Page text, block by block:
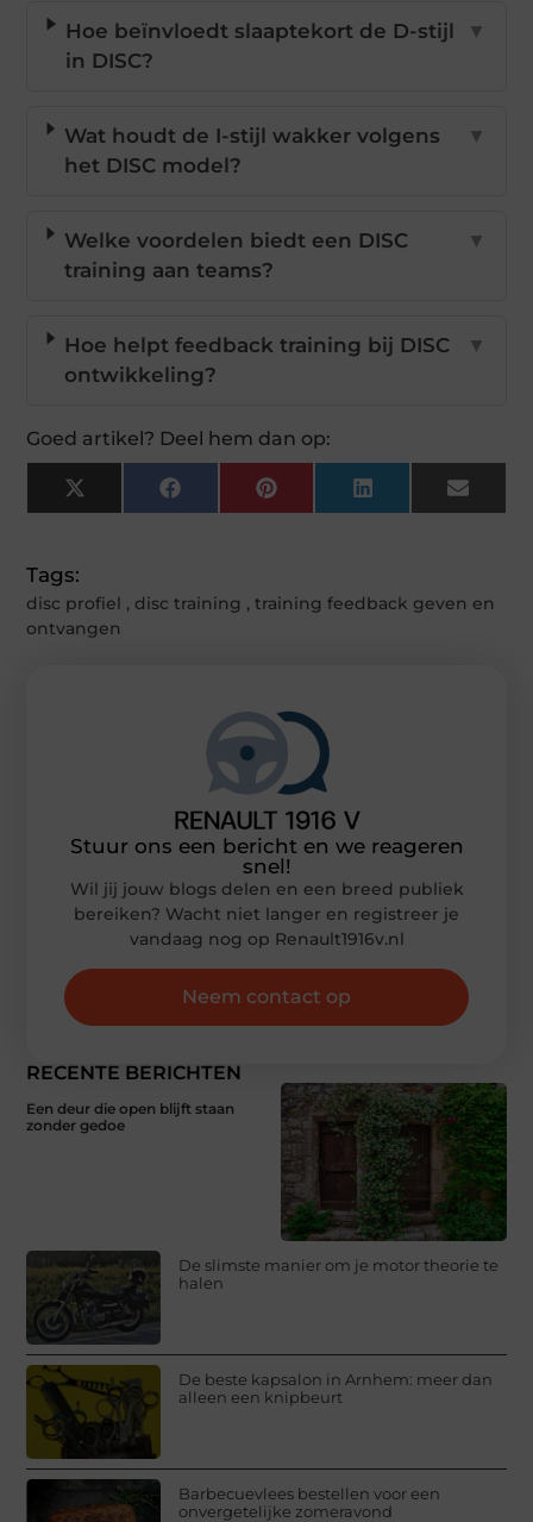
Hoe beïnvloedt slaaptekort de D-stijl
in DISC?
▼
Wat houdt de I-stijl wakker volgens
het DISC model?
▼
Welke voordelen biedt een DISC
training aan teams?
▼
Hoe helpt feedback training bij DISC
ontwikkeling?
▼
Goed artikel? Deel hem dan op:
X
(Twitter)
FacebookPinterestLinkedInEmail
Tags:
disc profiel , disc training ,training feedback geven en
ontvangen
RECENTE BERICHTEN
Een deur die open blijft staan
zonder gedoe
De slimste manier om je motor theorie te
halen
De beste kapsalon in Arnhem: meer dan
alleen een knipbeurt
Barbecuevlees bestellen voor een
onvergetelijke zomeravond
Stuur ons een bericht en we reageren
snel!
Wil jij jouw blogs delen en een breed publiek
bereiken? Wacht niet langer en registreer je
vandaag nog op Renault1916v.nl
Neem contact op